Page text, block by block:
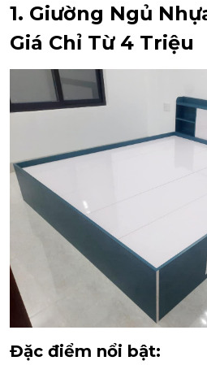
1. Giường Ngủ
Giá Chỉ Từ 4 Triệu
Đặc điểm nổi bật: